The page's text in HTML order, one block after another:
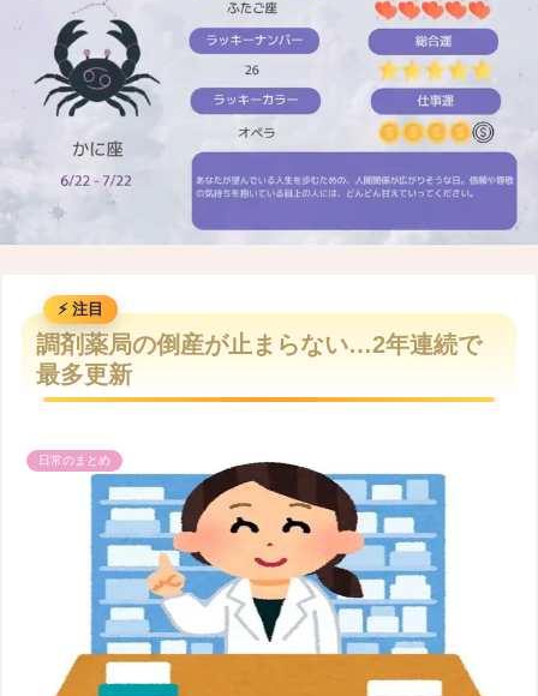
M
u
t
調剤薬局の倒産が止まらない…2年連続で
最多更新
日常のまとめ